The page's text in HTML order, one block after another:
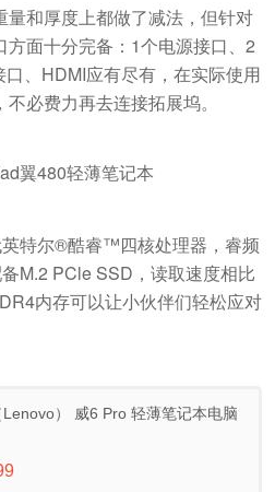
和厚度上都做了减法，但针对
方面十分完备：1个电源接口、2
、HDMI应有尽有，在实际使用
必费力再去连接拓展坞。
特尔®酷睿™四核处理器，睿频
M.2 PCle SSD，读取速度相比
内存可以让小伙伴们轻松应对